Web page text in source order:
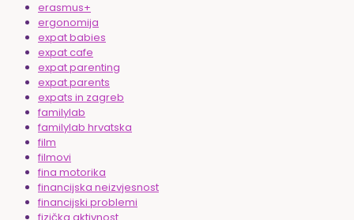
erasmus+
ergonomija
expat babies
expat cafe
expat parenting
expat parents
expats in zagreb
familylab
familylab hrvatska
film
filmovi
fina motorika
financijska neizvjesnost
financijski problemi